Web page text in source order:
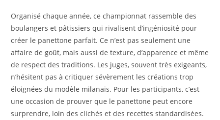
Organisé chaque année, ce championnat rassemble des
boulangers et pâtissiers qui rivalisent d’ingéniosité pour
créer le panettone parfait. Ce n’est pas seulement une
affaire de goût, mais aussi de texture, d’apparence et même
de respect des traditions. Les juges, souvent très exigeants,
n’hésitent pas à critiquer sévèrement les créations trop
éloignées du modèle milanais. Pour les participants, c’est
une occasion de prouver que le panettone peut encore
surprendre, loin des clichés et des recettes standardisées.